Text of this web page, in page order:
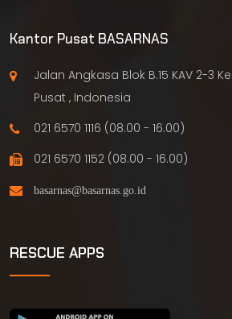
Kantor Pusat BASARNAS
Jalan Angkasa Blok B.15 KAV 2-3
Pusat , Indonesia
021 6570 1116 (08.00 - 16.00)
021 6570 1152 (08.00 - 16.00)
RESCUE APPS